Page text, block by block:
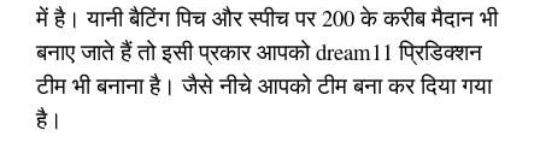
में है। यानी बैटिंग पिच और स्पीच पर 200 के करीब मैदान भी
बनाए जाते हैं तो इसी प्रकार आपको dream11 प्रिडिक्शन
टीम भी बनाना है। जैसे नीचे आपको टीम बना कर दिया गया
है।